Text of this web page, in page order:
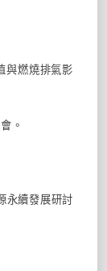
與燃燒排氣影
。
永續發展研討